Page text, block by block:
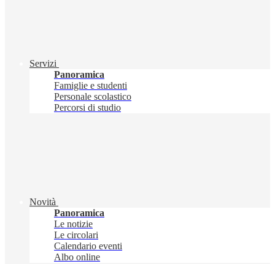
Servizi
Panoramica
Famiglie e studenti
Personale scolastico
Percorsi di studio
Novità
Panoramica
Le notizie
Le circolari
Calendario eventi
Albo online